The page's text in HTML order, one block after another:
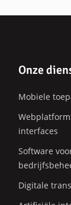
Onze
Mobiele
interfaces
Software
Digitale